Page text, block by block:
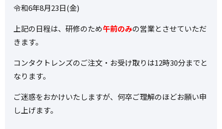
令和6年8月23日(金)
上記の日程は、研修のため午前のみの営業とさせていただ
きます。
コンタクトレンズのご注文・お受け取りは12時30分までと
なります。
ご迷惑をおかけいたしますが、何卒ご理解のほどお願い申
し上げます。